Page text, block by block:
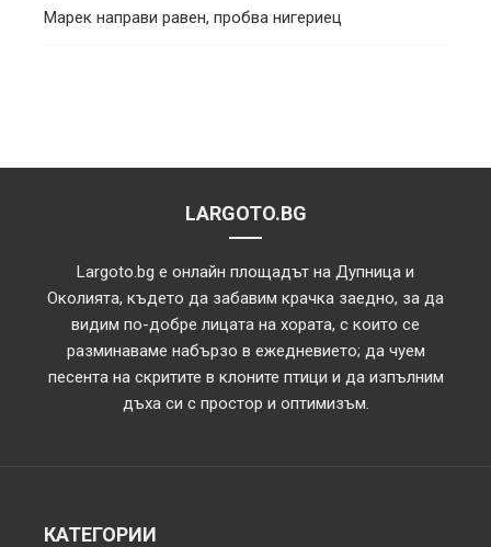
Марек направи равен, пробва нигериец
LARGOTO.BG
Largoto.bg е онлайн площадът на Дупница и
Околията, където да забавим крачка заедно, за да
видим по-добре лицата на хората, с които се
разминаваме набързо в ежедневието; да чуем
песента на скритите в клоните птици и да изпълним
дъха си с простор и оптимизъм.
КАТЕГОРИИ